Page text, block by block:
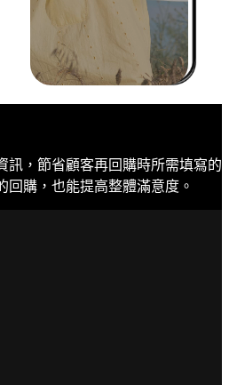
訊，節省顧客再回購時所需填寫的
回購，也能提高整體滿意度。